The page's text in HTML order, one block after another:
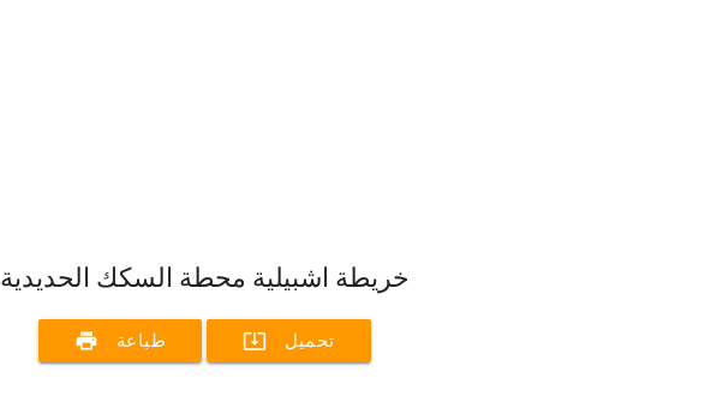
خريطة اشبيلية محطة السكك الحديدية
print طباعة system_update_alt تحميل